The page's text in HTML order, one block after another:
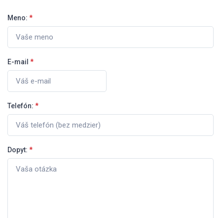
Meno: *
E-mail *
Telefón: *
Dopyt: *